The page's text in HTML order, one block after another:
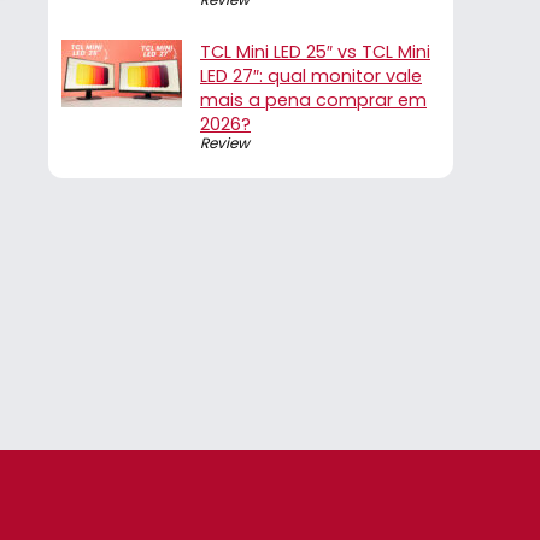
TCL Mini LED 25″ vs TCL Mini
LED 27″: qual monitor vale
mais a pena comprar em
2026?
Review